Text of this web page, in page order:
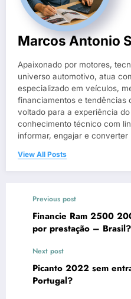
Marcos Antonio
Apaixonado por motores,
universo automotivo, atua
especializado em veículos,
financiamentos e tendências
voltado para a experiência
conhecimento técnico com
informar, engajar e
View All Posts
Previous post
Financie Ram 2500
por prestação – Brasil?
Next post
Picanto 2022 sem
Portugal?